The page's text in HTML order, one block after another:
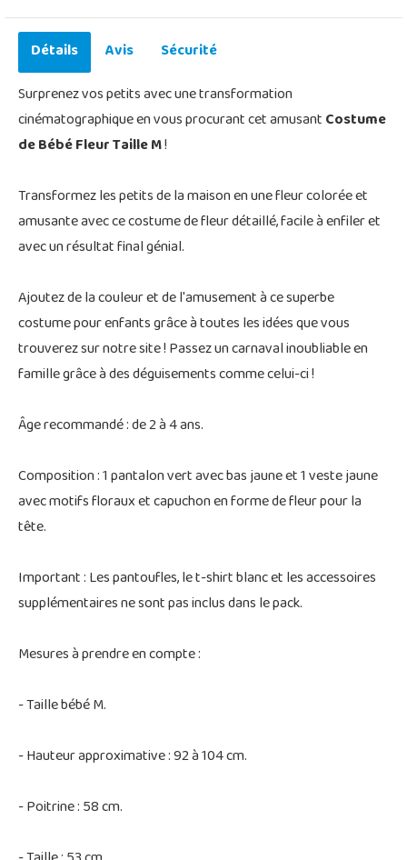
Détails Avis
Sécurité
Surprenez vos petits avec une transformation
cinématographique en vous procurant cet amusantCostume
de Bébé Fleur Taille M!
Transformez les petits de la maison en une fleur colorée et
amusante avec ce costume de fleur détaillé, facile à enfiler et
avec un résultat final génial.
Ajoutez de la couleur et de l'amusement à ce superbe
costume pour enfants grâce à toutes les idées que vous
trouverez sur notre site ! Passez un carnaval inoubliable en
famille grâce à des déguisements comme celui-ci !
Âge recommandé : de 2 à 4 ans.
Composition : 1 pantalon vert avec bas jaune et 1 veste jaune
avec motifs floraux et capuchon en forme de fleur pour la
tête.
Important : Les pantoufles, le t-shirt blanc et les accessoires
supplémentaires ne sont pas inclus dans le pack.
Mesures à prendre en compte :
- Taille bébé M.
- Hauteur approximative : 92 à 104 cm.
- Poitrine : 58 cm.